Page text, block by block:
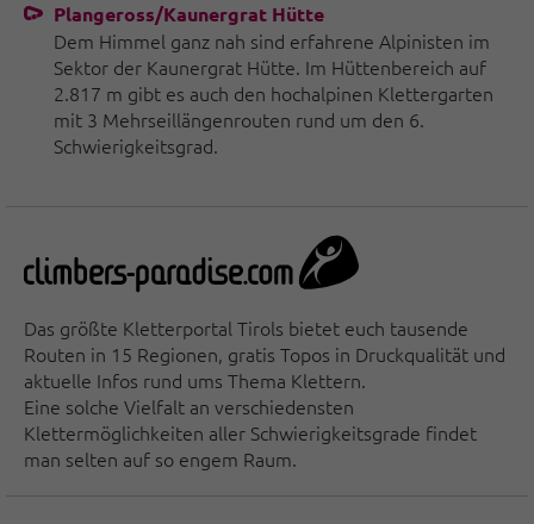
Plangeross/Kaunergrat Hütte
Dem Himmel ganz nah sind erfahrene Alpinisten im
Sektor der Kaunergrat Hütte. Im Hüttenbereich auf
2.817 m gibt es auch den hochalpinen Klettergarten
mit 3 Mehrseillängenrouten rund um den 6.
Schwierigkeitsgrad.
Das größte Kletterportal Tirols bietet euch tausende
Routen in 15 Regionen, gratis Topos in Druckqualität und
aktuelle Infos rund ums Thema Klettern.
Eine solche Vielfalt an verschiedensten
Klettermöglichkeiten aller Schwierigkeitsgrade findet
man selten auf so engem Raum.